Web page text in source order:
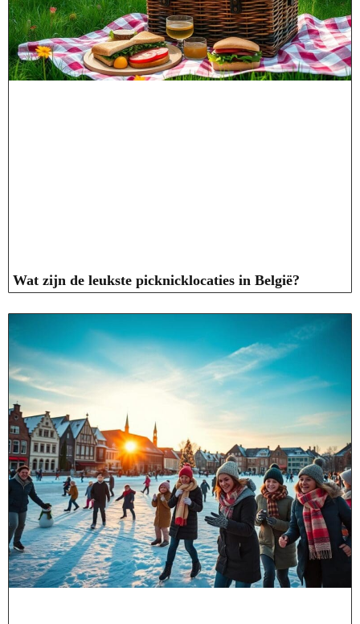
Wat zijn de leukste picknicklocaties in België?